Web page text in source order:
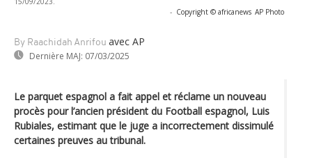
- Copyright © africanews AP Photo
By Raachidah Anrifou avec AP
Dernière MAJ: 07/03/2025
Le parquet espagnol a fait appel et réclame un nouveau
procès pour l’ancien président du Football espagnol, Luis
Rubiales, estimant que le juge a incorrectement dissimulé
certaines preuves au tribunal.